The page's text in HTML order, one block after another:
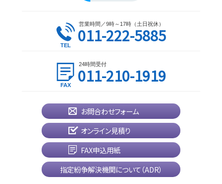
営業時間／9時～17時（土日祝休）
011-222-5885
24時間受付
011-210-1919
お問合わせフォーム
オンライン見積り
FAX申込用紙
指定紛争解決機関について（ADR）